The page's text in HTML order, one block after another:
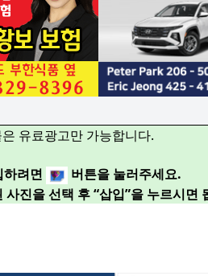
유료광고만 가능합니다.
하려면
버튼을 눌러주세요.
진을 선택 후 “삽입”을 누르시면